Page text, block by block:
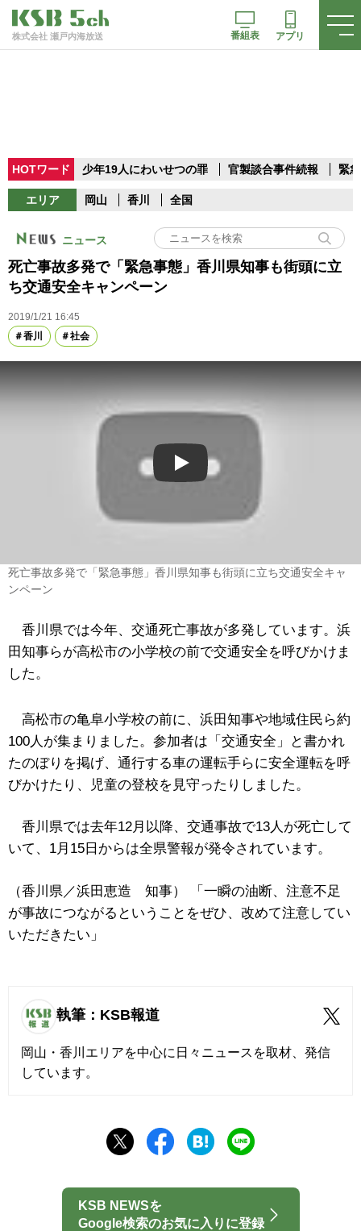
株式会社 瀬戸内海放送 番組表 アプリ
HOTワード 少年19人にわいせつの罪 官製談合事件続報 緊
エリア 岡山 香川 全国
ニュース
死亡事故多発で「緊急事態」香川県知事も街頭に立
ち交通安全キャンペーン
2019/1/21 16:45
香川
社会
Play
死亡事故多発で「緊急事態」香川県知事も街頭に立ち交通安全キャ
ンペーン
香川県では今年、交通死亡事故が多発しています。浜
田知事らが高松市の小学校の前で交通安全を呼びかけま
した。
高松市の亀阜小学校の前に、浜田知事や地域住民ら約
100人が集まりました。参加者は「交通安全」と書かれ
たのぼりを掲げ、通行する車の運転手らに安全運転を呼
びかけたり、児童の登校を見守ったりしました。
香川県では去年12月以降、交通事故で13人が死亡して
いて、1月15日からは全県警報が発令されています。
（香川県／浜田恵造 知事） 「一瞬の油断、注意不足
が事故につながるということをぜひ、改めて注意してい
いただきたい」
執筆：KSB報道
岡山・香川エリアを中心に日々ニュースを取材、発信
しています。
KSB NEWSを
Google検索のお気に入りに登録